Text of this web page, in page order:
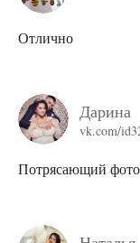
Отлично
Дарина
vk.com/
Потрясающий